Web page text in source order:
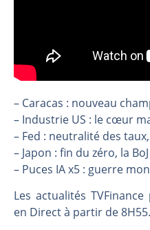
– Caracas : nouveau
– Industrie US : le cœur
– Fed : neutralité des
– Japon : fin du zéro, la
– Puces IA x5 : guerre
Les actualités
en Direct à partir de 8H55.